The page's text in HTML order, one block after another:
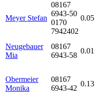
Meyer Stefan
08167
6943-50
0170
7942402
0.05
Neugebauer
Mia
08167
6943-58
0.01
Obermeier
Monika
08167
6943-42
0.13